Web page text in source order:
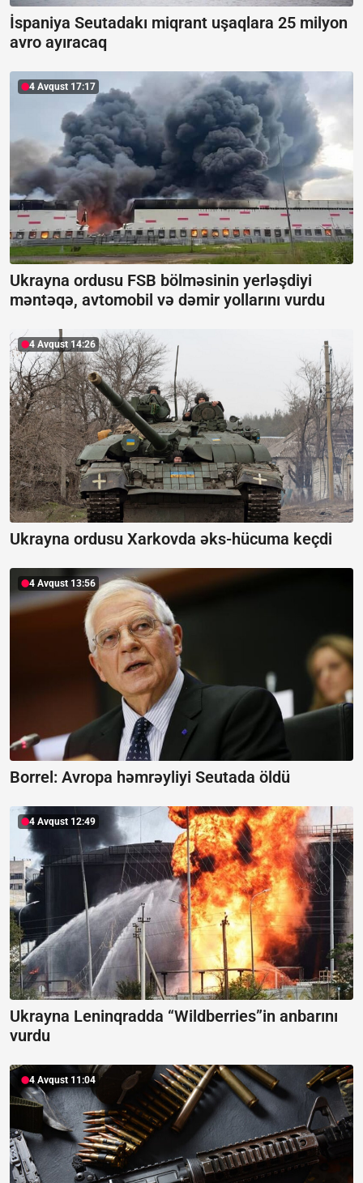
İspaniya Seutadakı miqrant uşaqlara 25 milyon
avro ayıracaq
4 Avqust 17:17
Ukrayna ordusu FSB bölməsinin yerləşdiyi
məntəqə, avtomobil və dəmir yollarını vurdu
4 Avqust 14:26
Ukrayna ordusu Xarkovda əks-hücuma keçdi
4 Avqust 13:56
Borrel: Avropa həmrəyliyi Seutada öldü
4 Avqust 12:49
Ukrayna Leninqradda “Wildberries”in anbarını
vurdu
4 Avqust 11:04